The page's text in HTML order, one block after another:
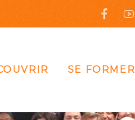
SE FORMER